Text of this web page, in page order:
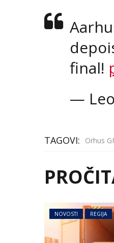
final!
—
TAGOVI: Orhus
NOVOSTI REGIJA